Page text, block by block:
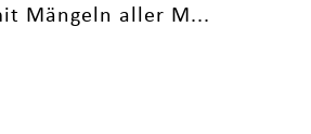
Mängeln aller M...